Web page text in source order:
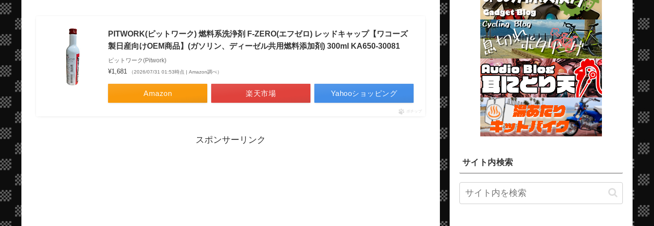
PITWORK(ピットワーク) 燃料系洗浄剤 F-ZERO(エフゼロ) レッドキャップ【ワコーズ
製日産向けOEM商品】(ガソリン、ディーゼル共用燃料添加剤) 300ml KA650-30081
ピットワーク(Pitwork)
¥1,681 （2026/07/31 01:53時点 | Amazon調べ）
Amazon 楽天市場 Yahooショッピング
ポチップ
スポンサーリンク
サイト内検索